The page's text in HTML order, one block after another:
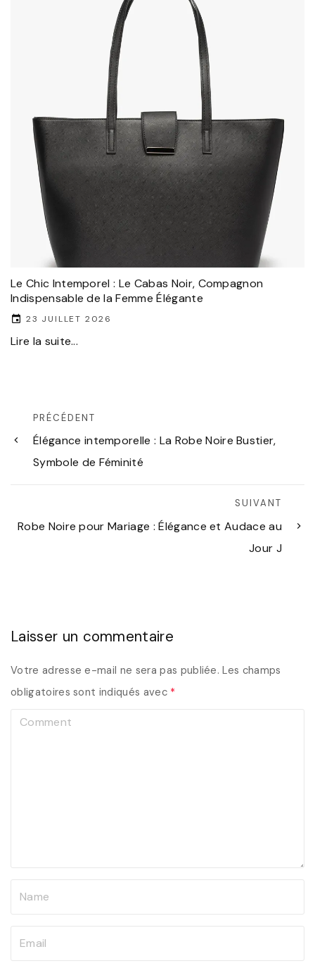
Le Chic Intemporel : Le Cabas Noir, Compagnon
Indispensable de la Femme Élégante
23 JUILLET 2026
Lire la suite...
PRÉCÉDENT
Élégance intemporelle : La Robe Noire Bustier,
Symbole de Féminité
SUIVANT
Robe Noire pour Mariage : Élégance et Audace au
Jour J
Laisser un commentaire
Votre adresse e-mail ne sera pas publiée. Les champs
obligatoires sont indiqués avec *